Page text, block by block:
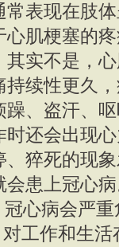
表现在肢
肌梗塞的
实不是，
续性更久
、盗汗、
还会出现
猝死的现
会患上冠心
病会严重
工作和生